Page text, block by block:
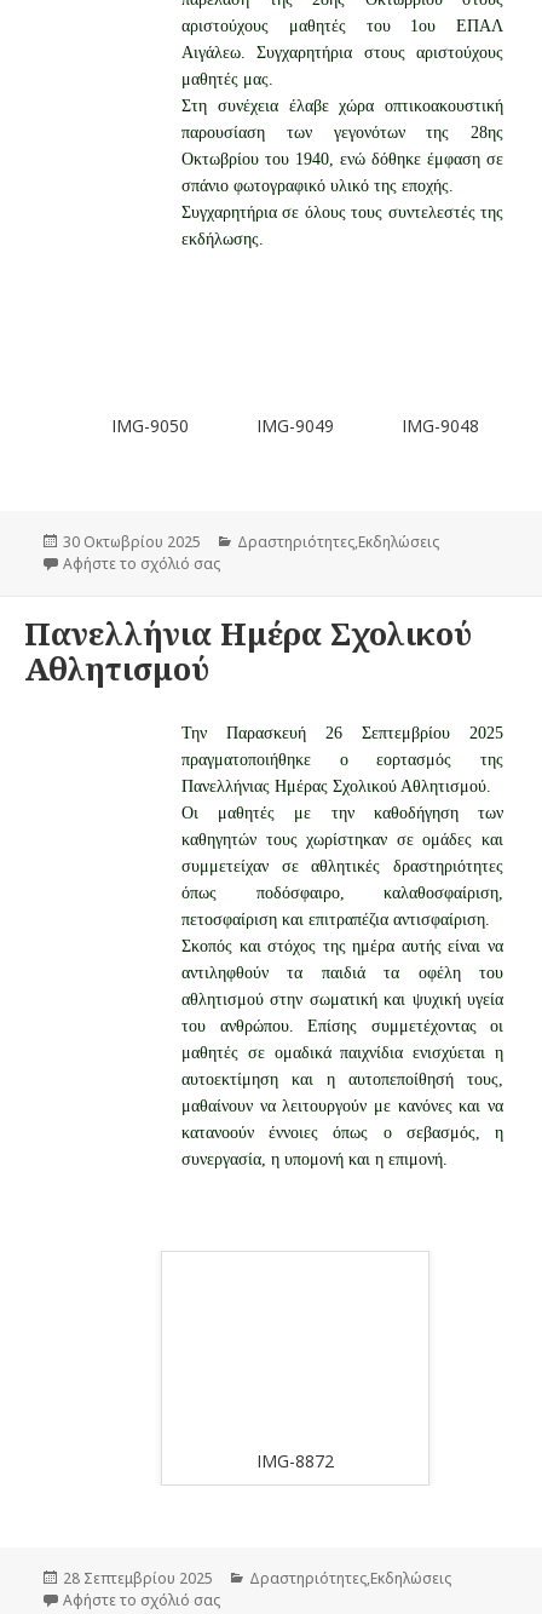
αριστούχους μαθητές του 1ου ΕΠΑΛ
Αιγάλεω. Συγχαρητήρια στους αριστούχους
μαθητές μας.
Στη συνέχεια έλαβε χώρα οπτικοακουστική
παρουσίαση των γεγονότων της 28ης
Οκτωβρίου του 1940, ενώ δόθηκε έμφαση σε
σπάνιο φωτογραφικό υλικό της εποχής.
Συγχαρητήρια σε όλους τους συντελεστές της
εκδήλωσης.
IMG-9047 IMG-9045 IMG-9046
Δημοσιεύτηκε
την
30 Οκτωβρίου 2025 Κατηγορίες
Δραστηριότητες,Εκδηλώσεις
Αφήστε το σχόλιό σας
Πανελλήνια Ημέρα Σχολικού
Αθλητισμού
Την Παρασκευή 26 Σεπτεμβρίου 2025
πραγματοποιήθηκε ο εορτασμός της
Πανελλήνιας Ημέρας Σχολικού Αθλητισμού.
Οι μαθητές με την καθοδήγηση των
καθηγητών τους χωρίστηκαν σε ομάδες και
συμμετείχαν σε αθλητικές δραστηριότητες
όπως ποδόσφαιρο, καλαθοσφαίριση,
πετοσφαίριση και επιτραπέζια αντισφαίριση.
Σκοπός και στόχος της ημέρα αυτής είναι να
αντιληφθούν τα παιδιά τα οφέλη του
αθλητισμού στην σωματική και ψυχική υγεία
του ανθρώπου. Επίσης συμμετέχοντας οι
μαθητές σε ομαδικά παιχνίδια ενισχύεται η
αυτοεκτίμηση και η αυτοπεποίθησή τους,
μαθαίνουν να λειτουργούν με κανόνες και να
κατανοούν έννοιες όπως ο σεβασμός, η
συνεργασία, η υπομονή και η επιμονή.
IMG-8871
Δημοσιεύτηκε
την
28 Σεπτεμβρίου 2025 Κατηγορίες
Δραστηριότητες,Εκδηλώσεις
Αφήστε το σχόλιό σας